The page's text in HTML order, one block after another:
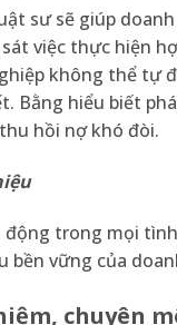
sư sẽ giúp
việc thực hiện
không thể tự
hiểu biết
hồi nợ khó đòi.
trong mọi
bền vững của
chuyên